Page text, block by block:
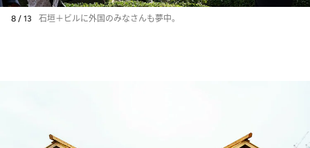
8 / 13 石垣＋ビルに外国のみなさんも夢中。